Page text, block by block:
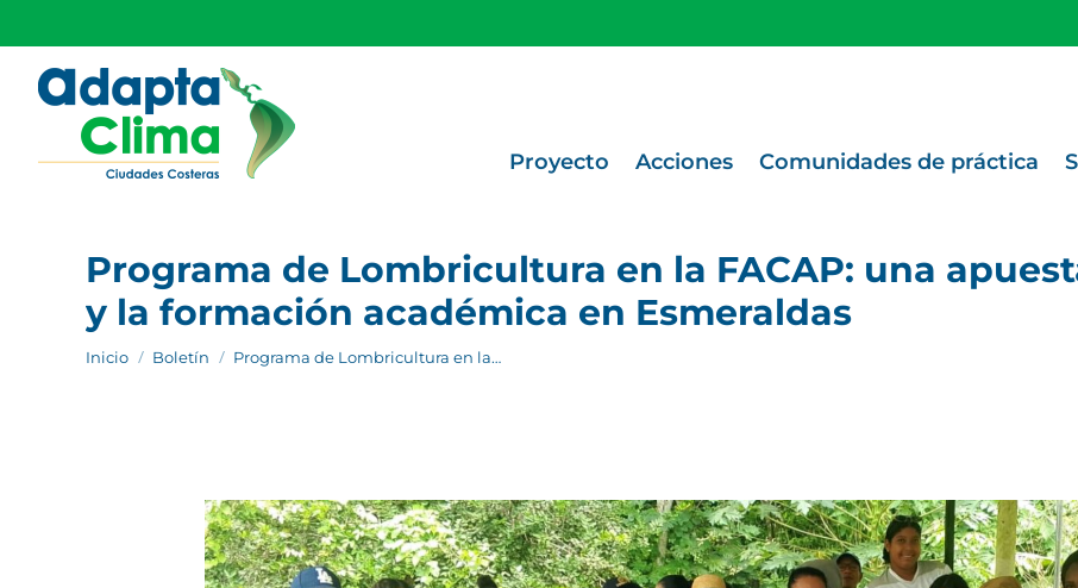
Proyecto Acciones Comunidades de práctica
Programa de Lombricultura en la FACAP: una
y la formación académica en Esmeraldas
Estás aquí:
Inicio Boletín Programa de Lombricultura en la…